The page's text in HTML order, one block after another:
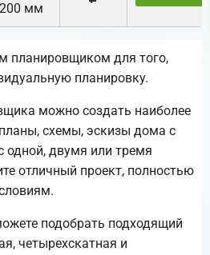
200 мм
планировщиком для того,
планировку.
можно создать наиболее
схемы, эскизы дома с
одной, двумя или тремя
отличный проект, полностью
подобрать подходящий
четырехскатная и